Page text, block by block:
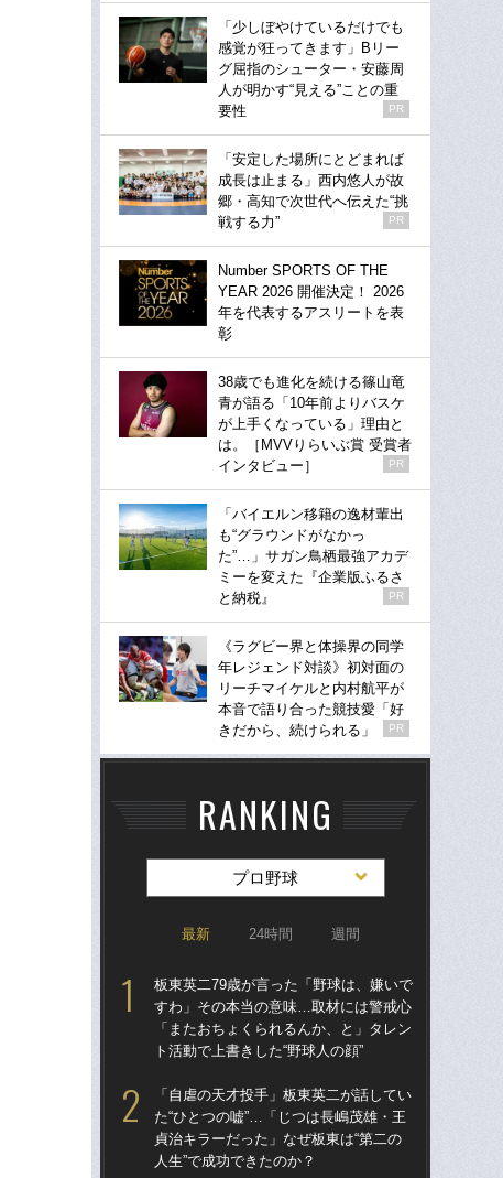
「少しぼやけているだけでも
感覚が狂ってきます」Bリー
グ屈指のシューター・安藤周
人が明かす“見える”ことの重
要性
PR
「安定した場所にとどまれば
成長は止まる」西内悠人が故
郷・高知で次世代へ伝えた“挑
戦する力”
PR
Number SPORTS OF THE
YEAR 2026 開催決定！ 2026
年を代表するアスリートを表
彰
38歳でも進化を続ける篠山竜
青が語る「10年前よりバスケ
が上手くなっている」理由と
は。［MVVりらいぶ賞 受賞者
インタビュー］
PR
「バイエルン移籍の逸材輩出
も“グラウンドがなかっ
た”…」サガン鳥栖最強アカデ
ミーを変えた『企業版ふるさ
と納税』
PR
《ラグビー界と体操界の同学
年レジェンド対談》初対面の
リーチマイケルと内村航平が
本音で語り合った競技愛「好
きだから、続けられる」
PR
RANKING
プロ野球
最新 24時間 週間
板東英二79歳が言った「野球は、嫌いで
すわ」その本当の意味…取材には警戒心
「またおちょくられるんか、と」タレン
ト活動で上書きした“野球人の顔”
「自虐の天才投手」板東英二が話してい
た“ひとつの嘘”…「じつは長嶋茂雄・王
貞治キラーだった」なぜ板東は“第二の
人生”で成功できたのか？